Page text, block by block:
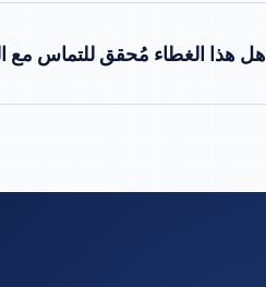
هل هذا الغطاء مُحقق للتماس مع